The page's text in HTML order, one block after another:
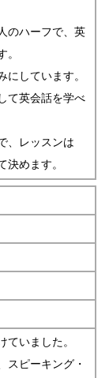
のハーフで、英
。
にしています。
て英会話を学べ
、レッスンは
決めます。
ていました。
スピーキング・